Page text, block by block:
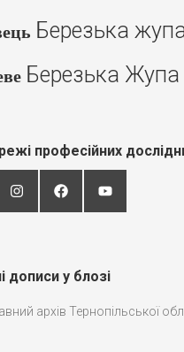
Березька
Березька Жупа
професійних
дописи у блозі
архів Тернопільської